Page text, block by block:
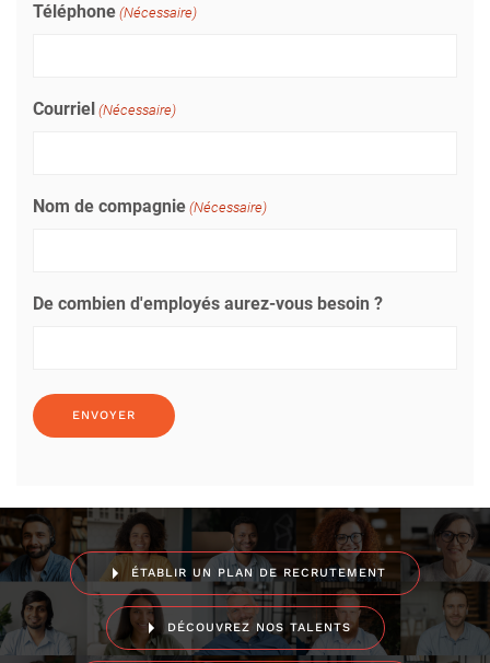
Téléphone (Nécessaire)
Courriel (Nécessaire)
Nom de compagnie (Nécessaire)
De combien d'employés aurez-vous besoin ?
ÉTABLIR UN PLAN DE RECRUTEMENT
DÉCOUVREZ NOS TALENTS